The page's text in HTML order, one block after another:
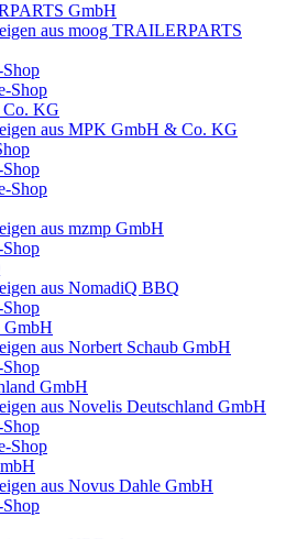
GmbH
aus moog TRAILERPARTS
Shop
KG
aus MPK GmbH & Co. KG
Shop
aus mzmp GmbH
aus NomadiQ BBQ
GmbH
aus Norbert Schaub GmbH
GmbH
aus Novelis Deutschland GmbH
Shop
aus Novus Dahle GmbH